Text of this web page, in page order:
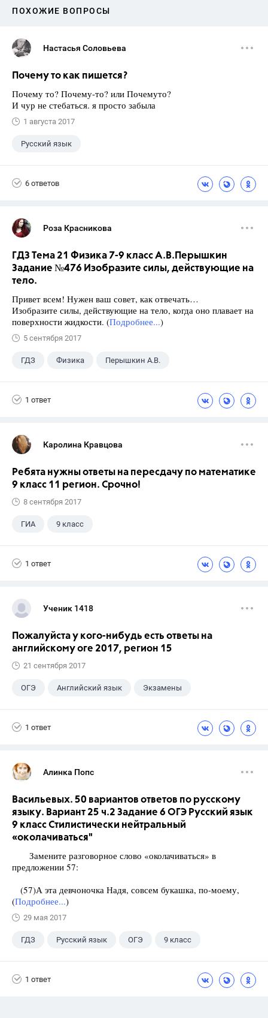
ПОХОЖИЕ ВОПРОСЫ
Настасья Соловьева
Почему то как пишется?
Почему то? Почему-то? или Почемуто?
И чур не стебаться. я просто забыла
1 августа 2017
Русский язык
6 ответов
Роза Красникова
ГДЗ Тема 21 Физика 7-9 класс А.В.Перышкин
Задание №476 Изобразите силы, действующие на
тело.
Привет всем! Нужен ваш совет, как отвечать…
Изобразите силы, действующие на тело, когда оно плавает на
поверхности жидкости. (Подробнее...)
5 сентября 2017
ГДЗ Физика Перышкин А.В.
1 ответ
Каролина Кравцова
Ребята нужны ответы на пересдачу по математике
9 класс 11 регион. Срочно!
8 сентября 2017
ГИА 9 класс
1 ответ
Ученик 1418
Пожалуйста у кого-нибудь есть ответы на
английскому оге 2017, регион 15
21 сентября 2017
ОГЭ Английский язык Экзамены
1 ответ
Алинка Попс
Васильевых. 50 вариантов ответов по русскому
языку. Вариант 25 ч.2 Задание 6 ОГЭ Русский язык
9 класс Стилистически нейтральный
«околачиваться"
Замените разговорное слово «околачиваться» в
предложении 57:
(57)А эта девчоночка Надя, совсем букашка, по-моему,
(Подробнее...)
29 мая 2017
ГДЗ Русский язык ОГЭ 9 класс
1 ответ